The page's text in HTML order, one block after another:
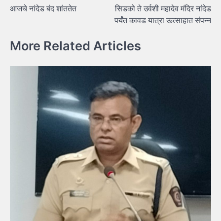
navigation
आजचे नांदेड बंद शांततेत
सिडको ते उर्वशी महादेव मंदिर नांदेड
पर्यंत कावड यात्रा ऊत्साहात संपन्न
More Related Articles